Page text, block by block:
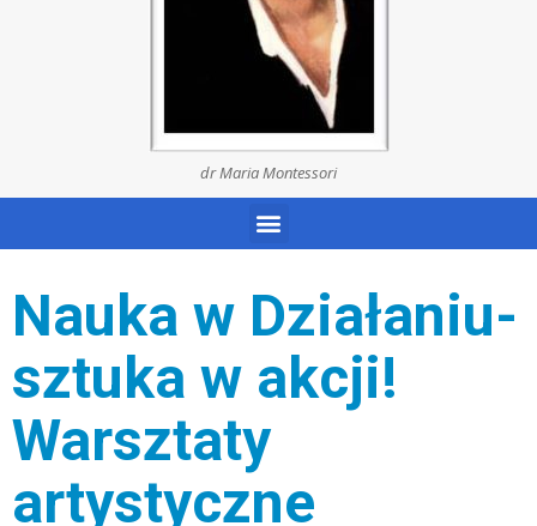
dr Maria Montessori
Nauka w Działaniu-
sztuka w akcji!
Warsztaty
artystyczne